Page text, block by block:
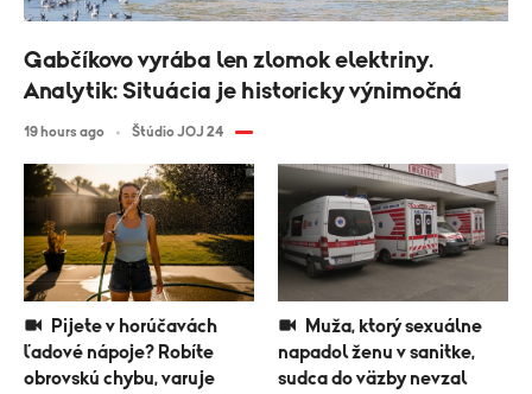
Gabčíkovo vyrába len zlomok elektriny.
Analytik: Situácia je historicky výnimočná
19 hours ago Štúdio JOJ 24
ľadové nápoje? Robíte
obrovskú chybu, varuje
napadol ženu v sanitke,
sudca do väzby nevzal